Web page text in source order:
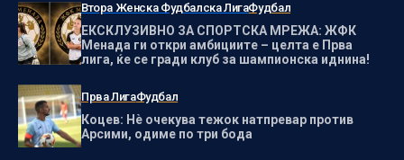
Втора Женска Фудбалска ЛигаФудбал
ЕКСКЛУЗИВНО ЗА СПОРТСКА МРЕЖА: ЖФК
Менада ги откри амбициите – целта е Прва
лига, ќе се гради клуб за шампионска иднина!
Прва ЛигаФудбал
Коцев: Нѐ очекува тежок натпревар против
Арсими, одиме по три бода